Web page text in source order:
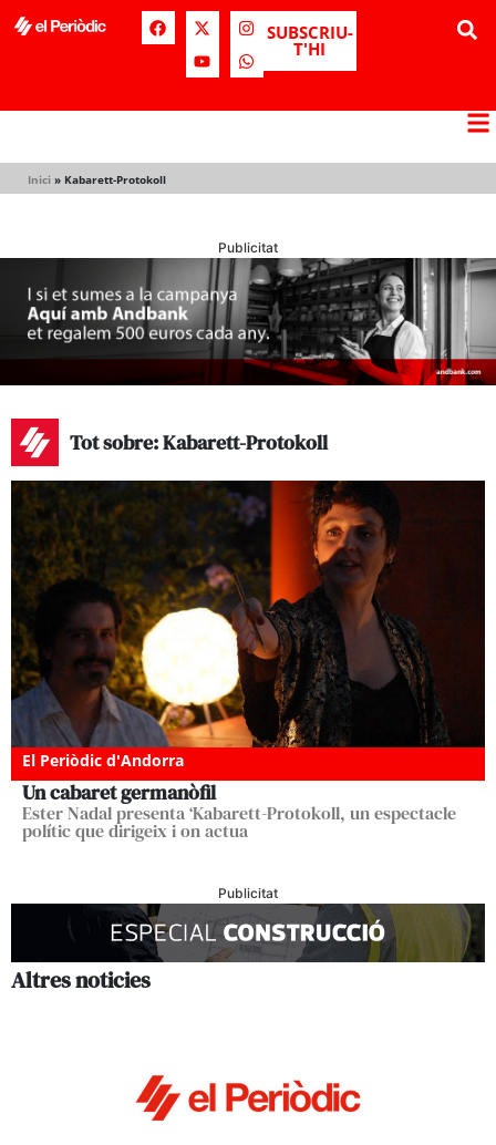
SUBSCRIU-
T'HI
Inici » Kabarett-Protokoll
Publicitat
Tot sobre: Kabarett-Protokoll
El Periòdic d'Andorra
Un cabaret germanòfil
Ester Nadal presenta ‘Kabarett-Protokoll, un espectacle
polític que dirigeix i on actua
Publicitat
Altres noticies